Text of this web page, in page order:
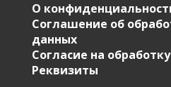
О
Соглашение об
данных
Согласие на
Реквизиты